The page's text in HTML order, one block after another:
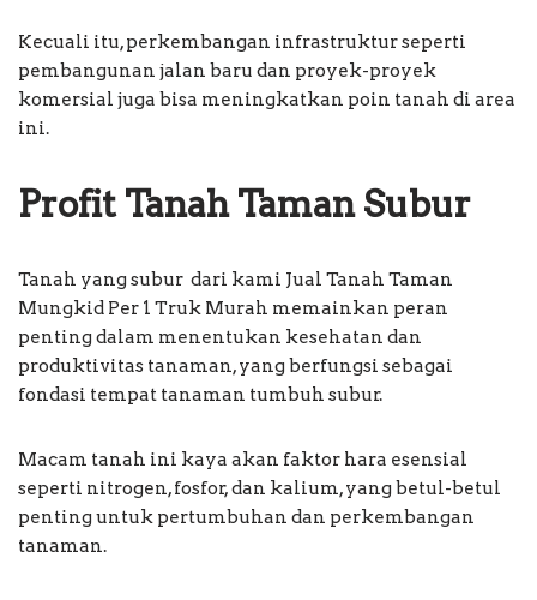
Kecuali itu, perkembangan infrastruktur seperti
pembangunan jalan baru dan proyek-proyek
komersial juga bisa meningkatkan poin tanah di area
ini.
Profit Tanah Taman Subur
Tanah yang subur dari kami Jual Tanah Taman
Mungkid Per 1 Truk Murah memainkan peran
penting dalam menentukan kesehatan dan
produktivitas tanaman, yang berfungsi sebagai
fondasi tempat tanaman tumbuh subur.
Macam tanah ini kaya akan faktor hara esensial
seperti nitrogen, fosfor, dan kalium, yang betul-betul
penting untuk pertumbuhan dan perkembangan
tanaman.